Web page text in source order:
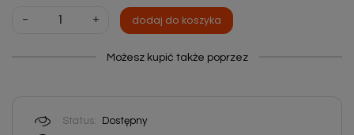
- + dodaj do koszyka
Możesz kupić także poprzez
Status:
Dostępny